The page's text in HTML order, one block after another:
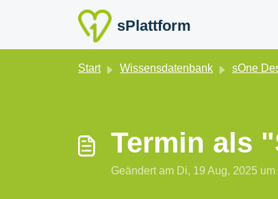
sPlattform
Start Wissensdatenbank sOne
Termin als
Geändert am Di, 19 Aug, 2025